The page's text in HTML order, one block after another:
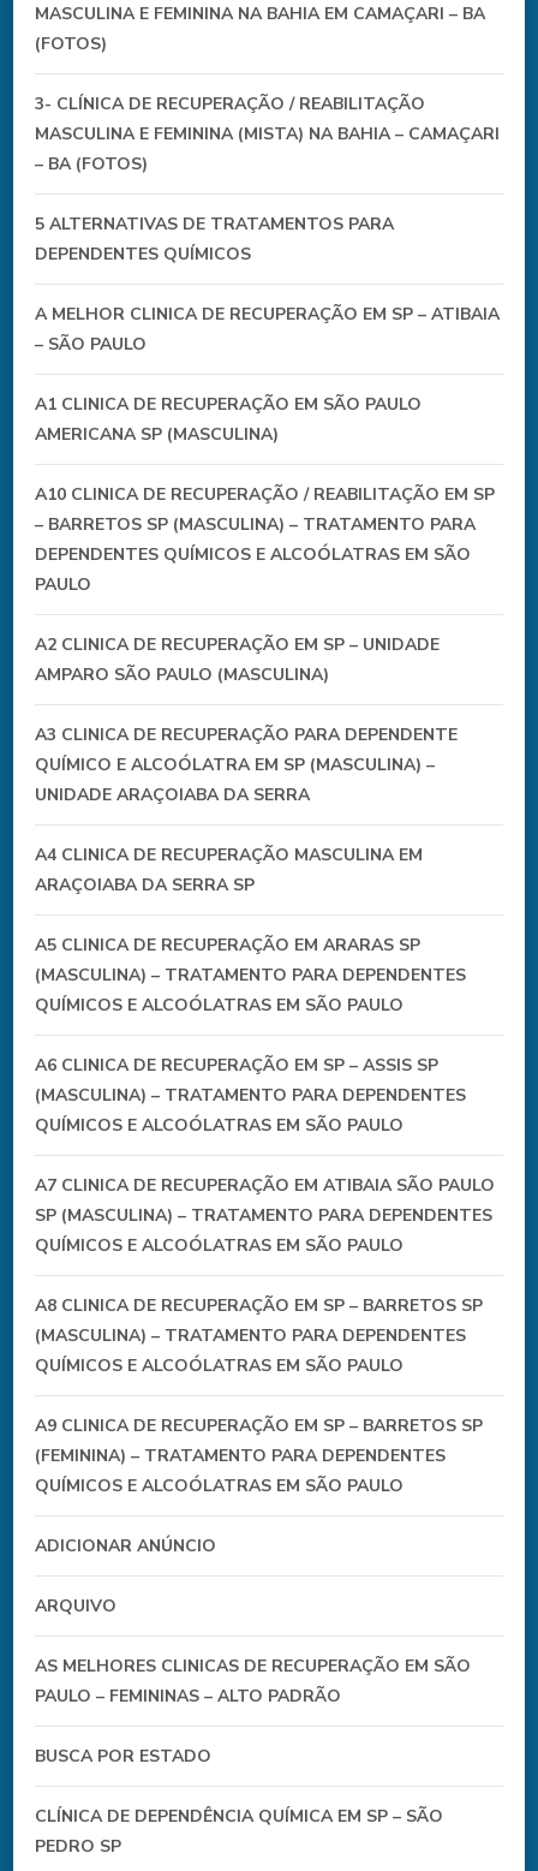
MASCULINA E FEMININA NA BAHIA EM CAMAÇARI – BA
(FOTOS)
3- CLÍNICA DE RECUPERAÇÃO / REABILITAÇÃO
MASCULINA E FEMININA (MISTA) NA BAHIA – CAMAÇARI
– BA (FOTOS)
5 ALTERNATIVAS DE TRATAMENTOS PARA
DEPENDENTES QUÍMICOS
A MELHOR CLINICA DE RECUPERAÇÃO EM SP – ATIBAIA
– SÃO PAULO
A1 CLINICA DE RECUPERAÇÃO EM SÃO PAULO
AMERICANA SP (MASCULINA)
A10 CLINICA DE RECUPERAÇÃO / REABILITAÇÃO EM SP
– BARRETOS SP (MASCULINA) – TRATAMENTO PARA
DEPENDENTES QUÍMICOS E ALCOÓLATRAS EM SÃO
PAULO
A2 CLINICA DE RECUPERAÇÃO EM SP – UNIDADE
AMPARO SÃO PAULO (MASCULINA)
A3 CLINICA DE RECUPERAÇÃO PARA DEPENDENTE
QUÍMICO E ALCOÓLATRA EM SP (MASCULINA) –
UNIDADE ARAÇOIABA DA SERRA
A4 CLINICA DE RECUPERAÇÃO MASCULINA EM
ARAÇOIABA DA SERRA SP
A5 CLINICA DE RECUPERAÇÃO EM ARARAS SP
(MASCULINA) – TRATAMENTO PARA DEPENDENTES
QUÍMICOS E ALCOÓLATRAS EM SÃO PAULO
A6 CLINICA DE RECUPERAÇÃO EM SP – ASSIS SP
(MASCULINA) – TRATAMENTO PARA DEPENDENTES
QUÍMICOS E ALCOÓLATRAS EM SÃO PAULO
A7 CLINICA DE RECUPERAÇÃO EM ATIBAIA SÃO PAULO
SP (MASCULINA) – TRATAMENTO PARA DEPENDENTES
QUÍMICOS E ALCOÓLATRAS EM SÃO PAULO
A8 CLINICA DE RECUPERAÇÃO EM SP – BARRETOS SP
(MASCULINA) – TRATAMENTO PARA DEPENDENTES
QUÍMICOS E ALCOÓLATRAS EM SÃO PAULO
A9 CLINICA DE RECUPERAÇÃO EM SP – BARRETOS SP
(FEMININA) – TRATAMENTO PARA DEPENDENTES
QUÍMICOS E ALCOÓLATRAS EM SÃO PAULO
ADICIONAR ANÚNCIO
ARQUIVO
AS MELHORES CLINICAS DE RECUPERAÇÃO EM SÃO
PAULO – FEMININAS – ALTO PADRÃO
BUSCA POR ESTADO
CLÍNICA DE DEPENDÊNCIA QUÍMICA EM SP – SÃO
PEDRO SP